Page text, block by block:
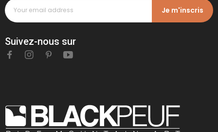
Je m'inscris
Suivez-nous sur